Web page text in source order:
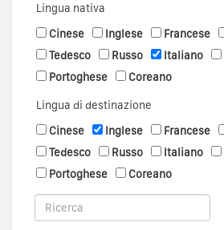
Lingua nativa
Cinese
Inglese Francese
Tedesco
Russo Italiano
Portoghese
Coreano
Lingua di destinazione
Cinese
Inglese Francese
Tedesco
Russo Italiano
Portoghese
Coreano